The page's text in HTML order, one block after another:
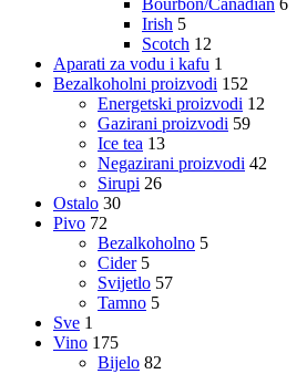
Irish 5
Scotch 12
Aparati za vodu i kafu 1
Bezalkoholni proizvodi 152
Energetski proizvodi 12
Gazirani proizvodi 59
Ice tea 13
Negazirani proizvodi 42
Sirupi 26
Ostalo 30
Pivo 72
Bezalkoholno 5
Cider 5
Svijetlo 57
Tamno 5
Sve 1
Vino 175
Bijelo 82